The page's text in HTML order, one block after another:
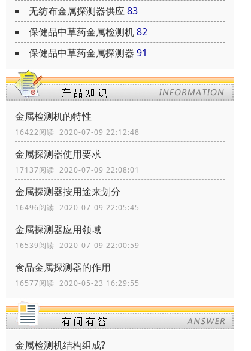
无纺布金属探测器供应83
保健品中草药金属检测机82
保健品中草药金属探测器 91
金属检测机的特性
16422阅读 2020-07-09 22:12:48
金属探测器使用要求
17137阅读 2020-07-09 22:08:01
金属探测器按用途来划分
16496阅读 2020-07-09 22:05:45
金属探测器应用领域
16539阅读 2020-07-09 22:00:59
食品金属探测器的作用
16577阅读 2020-05-23 16:29:55
金属检测机结构组成?